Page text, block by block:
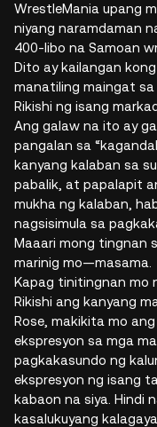
WrestleMania upang
niyang naramdaman
400-libo na Samoan
Dito ay kailangan
manatiling maingat sa
Rikishi ng isang
Ang galaw na ito ay
pangalan sa
kanyang kalaban sa
pabalik, at papalapit
mukha ng kalaban,
nagsisimula sa
Maaari mong tingnan
marinig mo—masama.
Kapag tinitingnan mo
Rikishi ang kanyang
Rose, makikita mo
ekspresyon sa mga
pagkakasundo ng
ekspresyon ng isang
kabaon na siya. Hindi
kasalukuyang